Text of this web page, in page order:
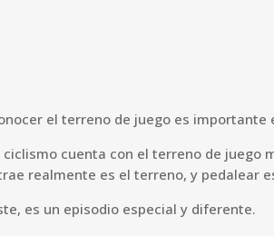
el terreno de juego es
ciclismo cuenta con el terreno de juego
realmente es el terreno, y pedalear
es un episodio especial y diferente.